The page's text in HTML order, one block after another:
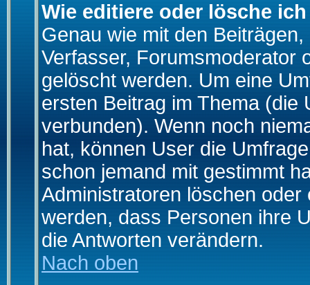
Wie editiere oder lösche
Genau wie mit den
Verfasser, Forumsmoderator
gelöscht werden. Um eine
ersten Beitrag im Thema (die
verbunden). Wenn noch
hat, können User die
schon jemand mit gestimmt
Administratoren löschen
werden, dass Personen ihre
die Antworten verändern.
Nach oben